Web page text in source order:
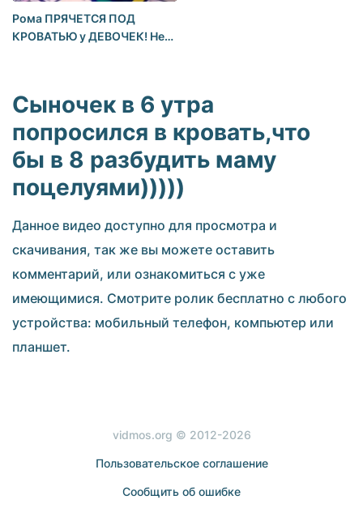
Рома ПРЯЧЕТСЯ ПОД
КРОВАТЬЮ у ДЕВОЧЕК! Не
Сыночек в 6 утра
попросился в кровать,что
бы в 8 разбудить маму
поцелуями)))))
Данное видео доступно для просмотра и
скачивания, так же вы можете оставить
комментарий, или ознакомиться с уже
имеющимися. Смотрите ролик бесплатно с любого
устройства: мобильный телефон, компьютер или
планшет.
vidmos.org © 2012-2026
Пользовательское соглашение
Сообщить об ошибке